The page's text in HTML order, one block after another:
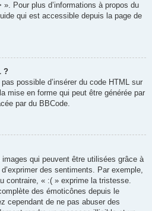
Pour plus d’informations à propos du
qui est accessible depuis la page de
?
possible d’insérer du code HTML sur
mise en forme qui peut être générée par
par du BBCode.
images qui peuvent être utilisées grâce à
des sentiments. Par exemple,
contraire, « :( » exprime la tristesse.
des émoticônes depuis le
cependant de ne pas abuser des